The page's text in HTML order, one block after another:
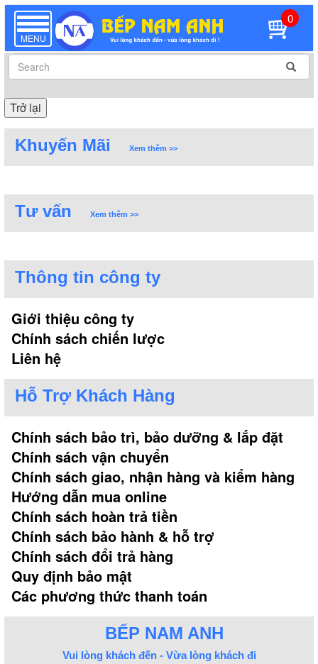
TOGGLE
NAVIGATION
MENU
0
Trở lại
Khuyến Mãi Xem thêm >>
Tư vấn Xem thêm >>
Thông tin công ty
Giới thiệu công ty
Chính sách chiến lược
Liên hệ
Hỗ Trợ Khách Hàng
Chính sách bảo trì, bảo dưỡng & lắp đặt
Chính sách vận chuyển
Chính sách giao, nhận hàng và kiểm hàng
Hướng dẫn mua online
Chính sách hoàn trả tiền
Chính sách bảo hành & hỗ trợ
Chính sách đổi trả hàng
Quy định bảo mật
Các phương thức thanh toán
BẾP NAM ANH
Vui lòng khách đến - Vừa lòng khách đi